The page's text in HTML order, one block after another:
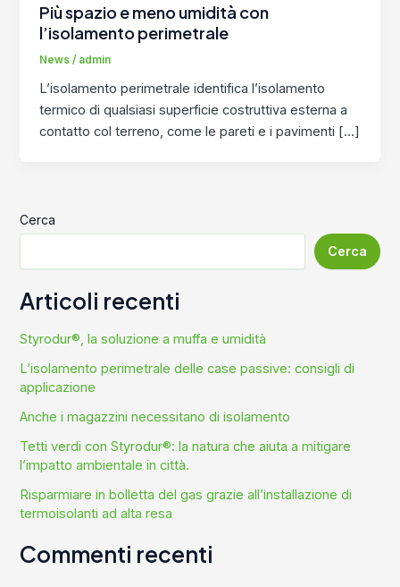
Più spazio e meno umidità con
l’isolamento perimetrale
News / admin
L’isolamento perimetrale identifica l’isolamento
termico di qualsiasi superficie costruttiva esterna a
contatto col terreno, come le pareti e i pavimenti […]
Cerca
Cerca
Articoli recenti
Styrodur®, la soluzione a muffa e umidità
L’isolamento perimetrale delle case passive: consigli di
applicazione
Anche i magazzini necessitano di isolamento
Tetti verdi con Styrodur®: la natura che aiuta a mitigare
l’impatto ambientale in città.
Risparmiare in bolletta del gas grazie all’installazione di
termoisolanti ad alta resa
Commenti recenti